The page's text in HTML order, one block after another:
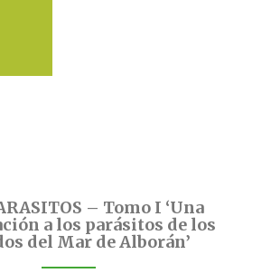
– Tomo I ‘Una
a los parásitos de los
del Mar de Alborán’